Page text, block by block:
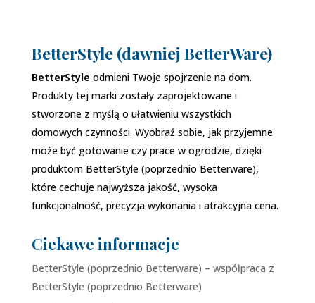
BetterStyle (dawniej BetterWare)
BetterStyle odmieni Twoje spojrzenie na dom.
Produkty tej marki zostały zaprojektowane i
stworzone z myślą o ułatwieniu wszystkich
domowych czynności. Wyobraź sobie, jak przyjemne
może być gotowanie czy prace w ogrodzie, dzięki
produktom BetterStyle (poprzednio Betterware),
które cechuje najwyższa jakość, wysoka
funkcjonalność, precyzja wykonania i atrakcyjna cena.
Ciekawe informacje
BetterStyle (poprzednio Betterware) – współpraca z
BetterStyle (poprzednio Betterware)